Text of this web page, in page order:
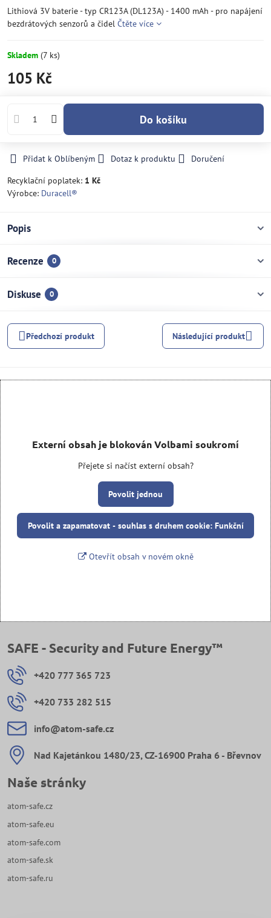
Lithiová 3V baterie - typ CR123A (DL123A) - 1400 mAh - pro napájení
bezdrátových senzorů a čidel Čtěte více
Skladem (7 ks)
105 Kč
Do košíku
Přidat k Oblíbeným Dotaz k produktu
Doručení
Recyklační poplatek: 1 Kč
Výrobce: Duracell®
Popis
Recenze 0
Diskuse 0
Předchozí produkt Následující produkt
Externí obsah je blokován Volbami soukromí
Přejete si načíst externí obsah?
Povolit jednou
Povolit a zapamatovat - souhlas s druhem cookie: Funkční
Otevřít obsah v novém okně
SAFE - Security and Future Energy™
+420 777 365 723
+420 733 282 515
info​@atom-safe​.cz
Nad Kajetánkou 1480/23, CZ-16900 Praha 6 - Břevnov
Naše stránky
atom-safe.cz
atom-safe.eu
atom-safe.com
atom-safe.sk
atom-safe.ru